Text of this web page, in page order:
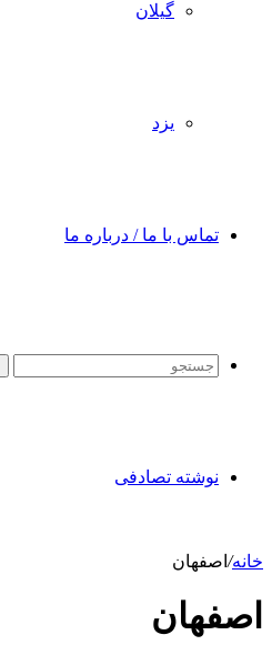
گیلان
یزد
تماس با ما / درباره ما
نوشته تصادفی
خانه/ اصفهان
اصفهان